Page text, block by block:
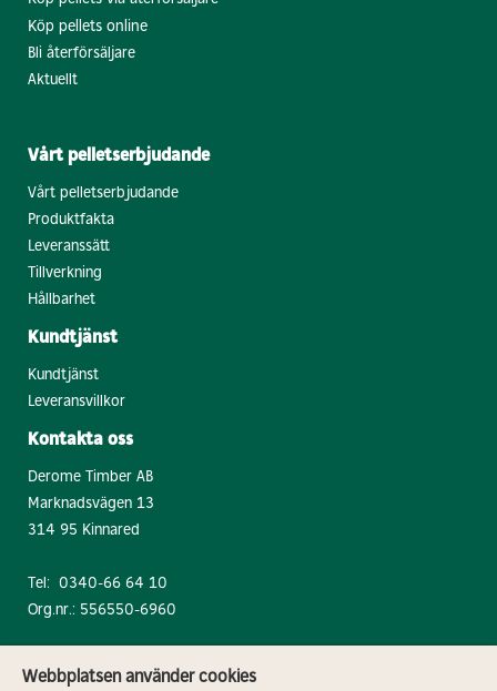
Köp pellets online
Bli återförsäljare
Aktuellt
Vårt pelletserbjudande
Vårt pelletserbjudande
Produktfakta
Leveranssätt
Tillverkning
Hållbarhet
Kundtjänst
Kundtjänst
Leveransvillkor
Kontakta oss
Derome Timber AB
Marknadsvägen 13
314 95 Kinnared
Tel: 0340-66 64 10
Org.nr.: 556550-6960
Webbplatsen använder cookies